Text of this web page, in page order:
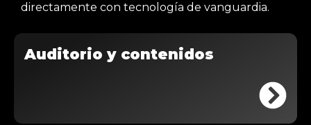
directamente con tecnología de vanguardia.
Auditorio y contenidos